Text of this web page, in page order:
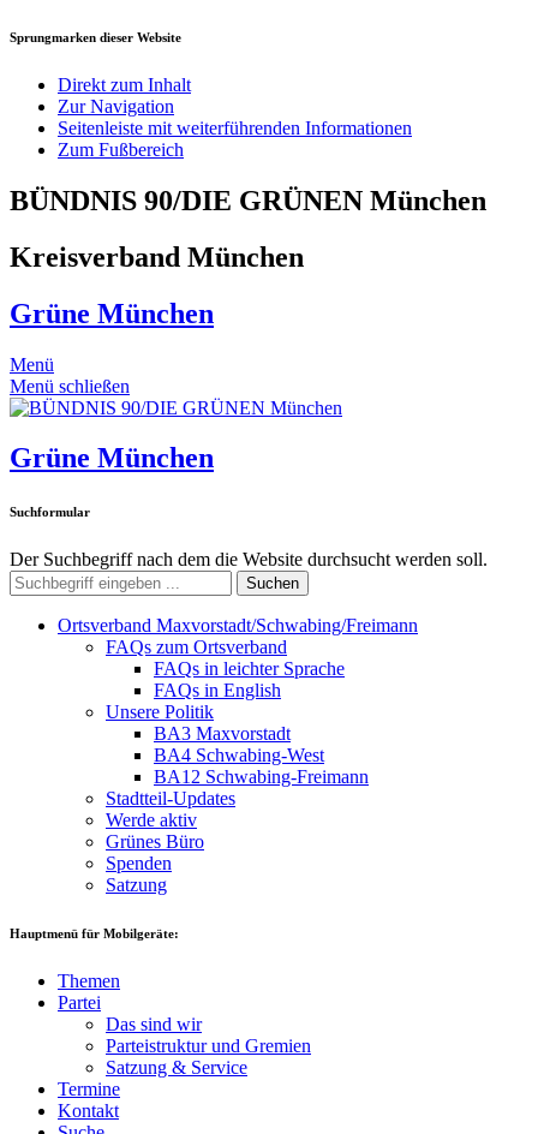
Sprungmarken dieser Website
Direkt zum Inhalt
Zur Navigation
Seitenleiste mit weiterführenden Informationen
Zum Fußbereich
BÜNDNIS 90/DIE GRÜNEN München
Kreisverband München
Grüne München
Menü
Menü schließen
Grüne München
Suchformular
Der Suchbegriff nach dem die Website durchsucht werden soll.
Suchen
Ortsverband Maxvorstadt/Schwabing/Freimann
FAQs zum Ortsverband
FAQs in leichter Sprache
FAQs in English
Unsere Politik
BA3 Maxvorstadt
BA4 Schwabing-West
BA12 Schwabing-Freimann
Stadtteil-Updates
Werde aktiv
Grünes Büro
Spenden
Satzung
Hauptmenü für Mobilgeräte:
Themen
Partei
Das sind wir
Parteistruktur und Gremien
Satzung & Service
Termine
Kontakt